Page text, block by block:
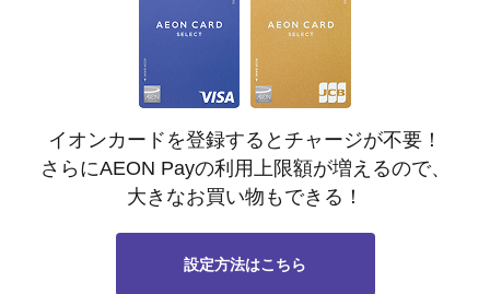
イオンカードを登録するとチャージが不要！
さらにAEON Payの利用上限額が増えるので、
大きなお買い物もできる！
設定方法はこちら